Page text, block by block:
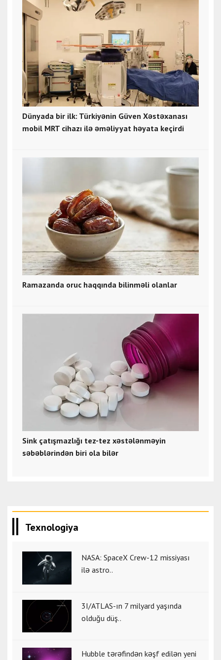
Dünyada bir ilk: Türkiyənin Güven Xəstəxanası
mobil MRT cihazı ilə əməliyyat həyata keçirdi
Ramazanda oruc haqqında bilinməli olanlar
Sink çatışmazlığı tez-tez xəstələnməyin
səbəblərindən biri ola bilər
Texnologiya
NASA: SpaceX Crew-12 missiyası
ilə astro..
3I/ATLAS-ın 7 milyard yaşında
olduğu düş..
Hubble tərəfindən kəşf edilən yeni